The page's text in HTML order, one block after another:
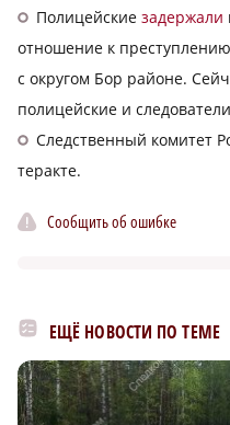
Полицейские задержали
отношение к
с округом Бор районе.
полицейские и
Следственный комитет
теракте.
Сообщить об ошибке
ЕЩЁ НОВОСТИ ПО ТЕМЕ